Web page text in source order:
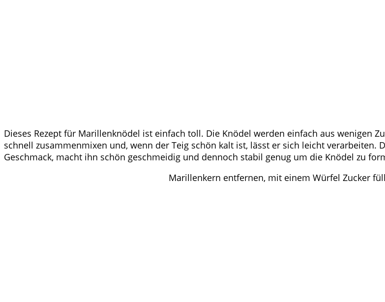
Dieses Rezept für Marillenknödel ist einfach toll. Die Knödel werden einfach aus wenigen
schnell zusammenmixen und, wenn der Teig schön kalt ist, lässt er sich leicht verarbeiten.
Geschmack, macht ihn schön geschmeidig und dennoch stabil genug um die Knödel zu
Marillenkern entfernen, mit einem Würfel Zucker